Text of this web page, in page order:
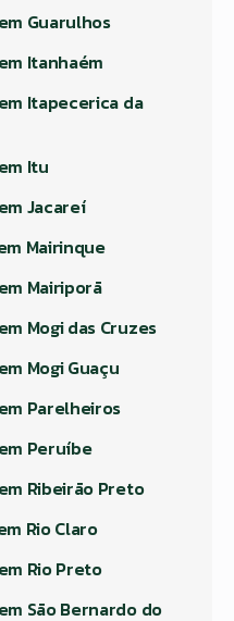
Guarulhos
Itanhaém
Itapecerica da
Itu
Jacareí
Mairinque
Mairiporã
Mogi das Cruzes
Mogi Guaçu
Parelheiros
Peruíbe
Ribeirão Preto
Rio Claro
Rio Preto
São Bernardo do